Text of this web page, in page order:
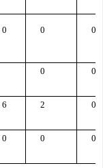
0 0 0
0 0
6 2 0
0 0 0